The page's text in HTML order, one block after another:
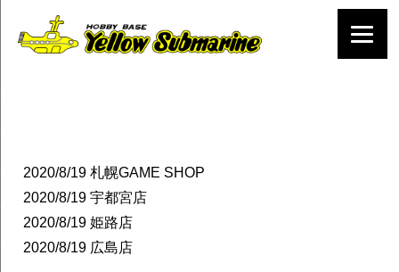
2020/8/19 札幌GAME SHOP
2020/8/19 宇都宮店
2020/8/19 姫路店
2020/8/19 広島店